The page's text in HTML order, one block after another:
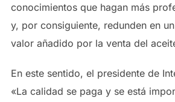
conocimientos que hagan más
y, por consiguiente, redunden en
valor añadido por la venta del
En este sentido, el presidente de
«La calidad se paga y se está